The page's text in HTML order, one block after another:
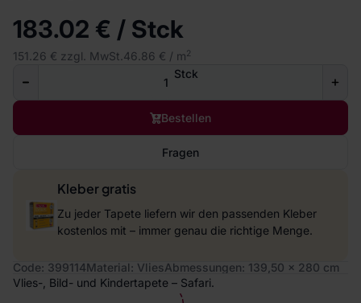
183.02 € / Stck
151.26 € zzgl. MwSt. 46.86 € / m2
Stck
Bestellen
Fragen
Kleber gratis
Zu jeder Tapete liefern wir den passenden Kleber
kostenlos mit – immer genau die richtige Menge.
Code: 399114Material: VliesAbmessungen: 139,50 x 280 cm
Vlies-, Bild- und Kindertapete – Safari.